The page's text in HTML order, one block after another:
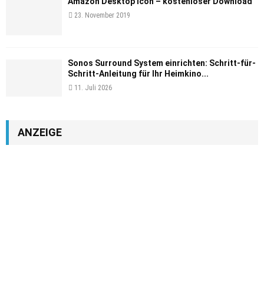
23. November 2019
Sonos Surround System einrichten: Schritt-für-
Schritt-Anleitung für Ihr Heimkino...
11. Juli 2026
ANZEIGE